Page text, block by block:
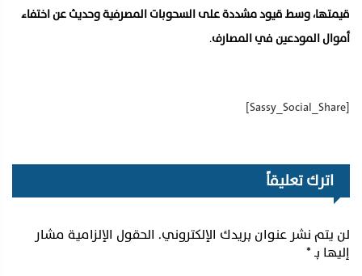
قيمتها، وسط قيود مشددة على السحوبات المصرفية وحديث عن اختفاء
أموال المودعين في المصارف.
[Sassy_Social_Share]
اترك تعليقاً
لن يتم نشر عنوان بريدك الإلكتروني. الحقول الإلزامية مشار
إليها بـ*